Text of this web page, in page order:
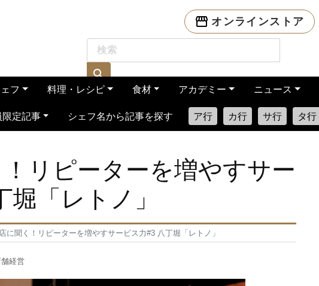
オンラインストア
フ 料理・レシピ 食材 アカデミー ニュース
限定記事 シェフ名から記事を探す ア行 カ行 サ行 タ行
リピーターを増やすサー
堀「レトノ」
に聞く！リピーターを増やすサービス力#3 八丁堀「レトノ」
経営